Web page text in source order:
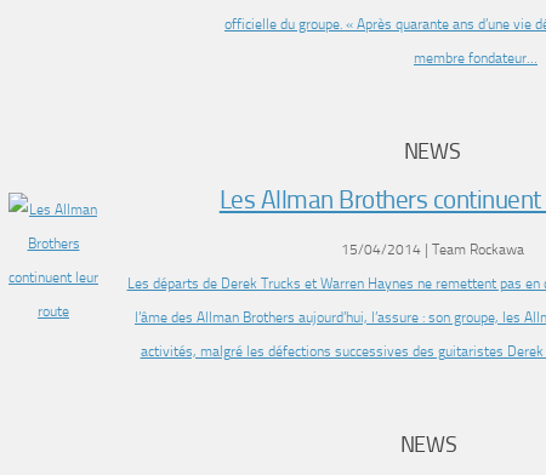
officielle du groupe. « Après quarante ans d’une vie
membre fondateur…
NEWS
Les Allman Brothers
15/04/2014 | Team Rockawa
Les départs de Derek Trucks et Warren Haynes ne remettent pas en
l’âme des Allman Brothers aujourd’hui, l’assure : son groupe, les
activités, malgré les défections successives des guitaristes
NEWS